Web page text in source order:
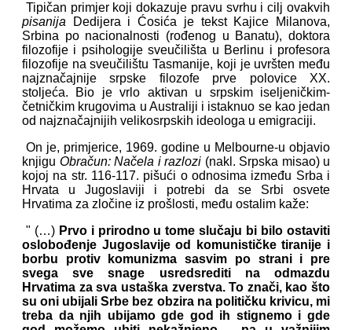
Tipičan primjer koji dokazuje pravu svrhu i cilj ovakvih
pisanija Dedijera i Ćosića je tekst Kajice Milanova,
Srbina po nacionalnosti (rođenog u Banatu), doktora
filozofije i psihologije sveučilišta u Berlinu i profesora
filozofije na sveučilištu Tasmanije, koji je uvršten među
najznačajnije srpske filozofe prve polovice XX.
stoljeća. Bio je vrlo aktivan u srpskim iseljeničkim-
četničkim krugovima u Australiji i istaknuo se kao jedan
od najznačajnijih velikosrpskih ideologa u emigraciji.
On je, primjerice, 1969. godine u Melbourne-u objavio
knjigu Obračun: Načela i razlozi (nakl. Srpska misao) u
kojoj na str. 116-117. pišući o odnosima između Srba i
Hrvata u Jugoslaviji i potrebi da se Srbi osvete
Hrvatima za zločine iz prošlosti, među ostalim kaže:
" (…) Prvo i prirodno u tome slučaju bi bilo ostaviti
oslobođenje Jugoslavije od komunističke tiranije i
borbu protiv komunizma sasvim po strani i pre
svega sve snage usredsrediti na odmazdu
Hrvatima za sva ustaška zverstva. To znači, kao što
su oni ubijali Srbe bez obzira na političku krivicu, mi
treba da njih ubijamo gde god ih stignemo i gde